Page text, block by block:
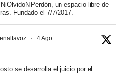
un espacio libre de
Fundado el 7/7/2017.
· 4 Ago
se desarrolla el juicio por el